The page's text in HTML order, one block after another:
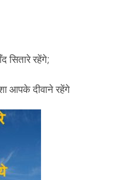
सितारे रहेंगे;
आपके दीवाने रहेंगे